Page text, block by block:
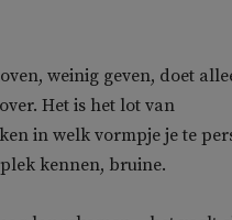
weinig geven, doet
Het is het lot van
in welk vormpje je te
kennen, bruine.